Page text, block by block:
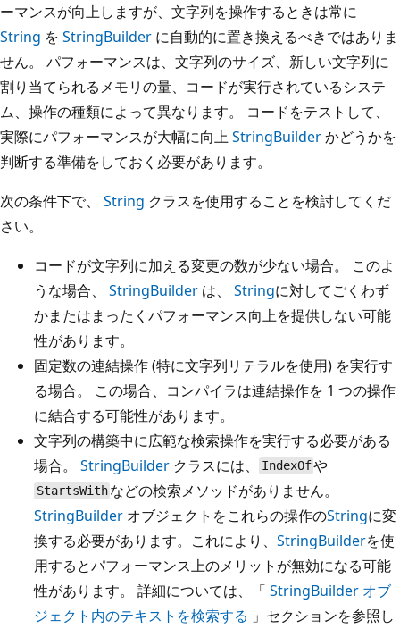
ーマンスが向上しますが、文字列を操作するときは常に
String を StringBuilder に自動的に置き換えるべきではありま
せん。 パフォーマンスは、文字列のサイズ、新しい文字列に
割り当てられるメモリの量、コードが実行されているシステ
ム、操作の種類によって異なります。 コードをテストして、
実際にパフォーマンスが大幅に向上StringBuilderかどうかを
判断する準備をしておく必要があります。
次の条件下で、 String クラスを使用することを検討してくだ
さい。
コードが文字列に加える変更の数が少ない場合。 このよ
うな場合、 StringBuilder は、 Stringに対してごくわず
かまたはまったくパフォーマンス向上を提供しない可能
性があります。
固定数の連結操作 (特に文字列リテラルを使用) を実行す
る場合。 この場合、コンパイラは連結操作を 1 つの操作
に結合する可能性があります。
文字列の構築中に広範な検索操作を実行する必要がある
場合。 StringBuilder クラスには、 IndexOfや
StartsWith などの検索メソッドがありません。
StringBuilder オブジェクトをこれらの操作のStringに変
換する必要があります。これにより、 StringBuilderを使
用するとパフォーマンス上のメリットが無効になる可能
性があります。 詳細については、「 StringBuilder オブ
ジェクト内のテキストを検索する 」セクションを参照し